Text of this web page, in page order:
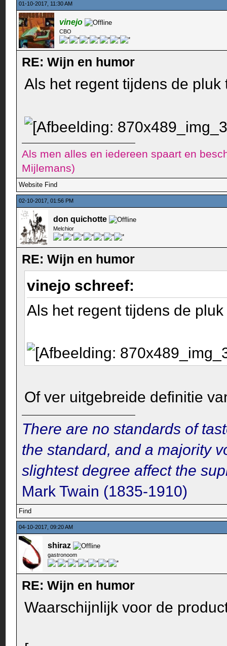
01-10-2017, 11:30 AM
vinejo
CBO
RE: Wijn en humor
Als het regent tijdens de
Als men alles en iedereen spaart en
Mijlemans)
Website Find
02-10-2017, 01:56 PM
don quichotte
Melchior
RE: Wijn en humor
vinejo schreef:
Als het regent tijdens de
Of ver uitgebreide definitie
There are no standards of
the standard, and a majority
slightest degree affect the
Mark Twain (1835-1910)
Find
04-10-2017, 09:20 AM
shiraz
gastronoom
RE: Wijn en humor
Waarschijnlijk voor de